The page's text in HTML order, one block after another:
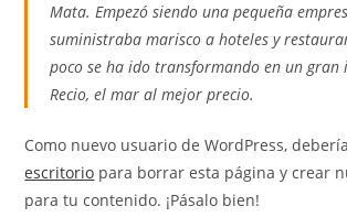
Mata. Empezó siendo una pequeña
suministraba marisco a hoteles y
poco se ha ido transformando en un gran
Recio, el mar al mejor precio.
Como nuevo usuario de WordPress,
escritorio para borrar esta página y crear
para tu contenido. ¡Pásalo bien!